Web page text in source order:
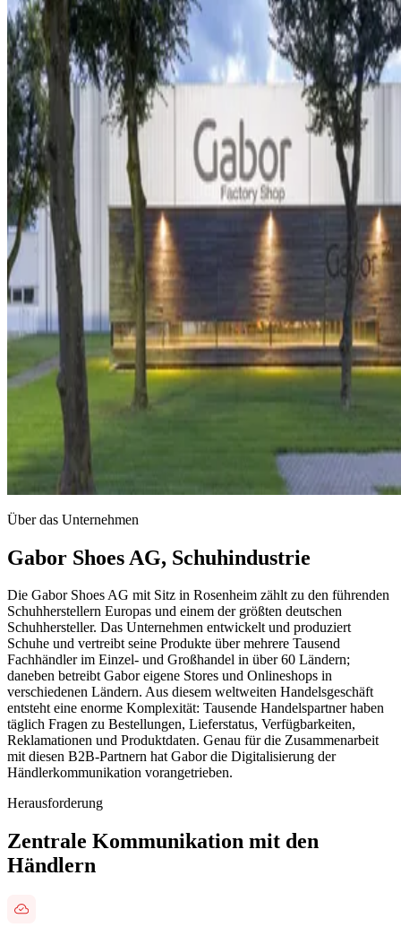
Über das Unternehmen
Gabor Shoes AG, Schuhindustrie
Die Gabor Shoes AG mit Sitz in Rosenheim zählt zu den führenden
Schuhherstellern Europas und einem der größten deutschen
Schuhhersteller. Das Unternehmen entwickelt und produziert
Schuhe und vertreibt seine Produkte über mehrere Tausend
Fachhändler im Einzel- und Großhandel in über 60 Ländern;
daneben betreibt Gabor eigene Stores und Onlineshops in
verschiedenen Ländern. Aus diesem weltweiten Handelsgeschäft
entsteht eine enorme Komplexität: Tausende Handelspartner haben
täglich Fragen zu Bestellungen, Lieferstatus, Verfügbarkeiten,
Reklamationen und Produktdaten. Genau für die Zusammenarbeit
mit diesen B2B-Partnern hat Gabor die Digitalisierung der
Händlerkommunikation vorangetrieben.
Herausforderung
Zentrale Kommunikation mit den
Händlern